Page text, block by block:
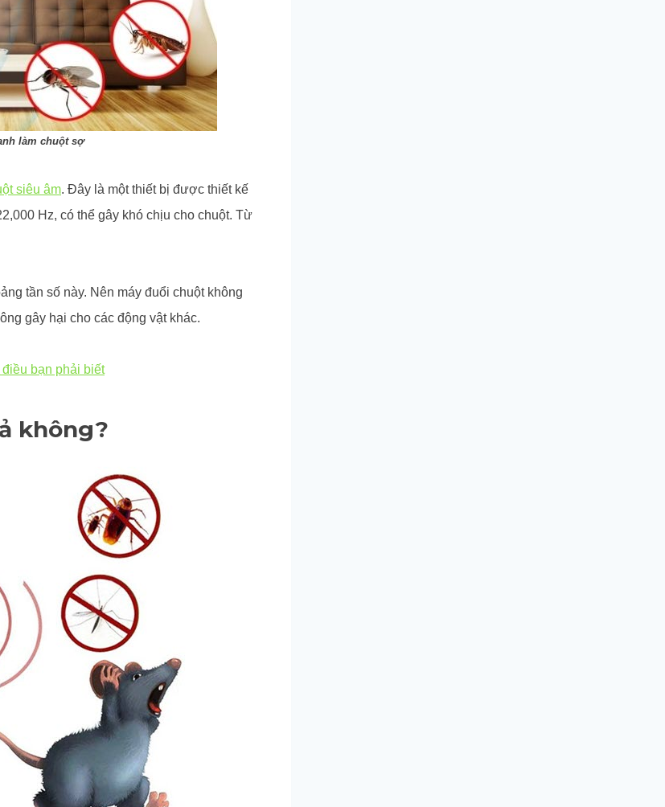
làm chuột sợ
siêu âm. Đây là một thiết bị được thiết kế
Hz, có thể gây khó chịu cho chuột. Từ
tần số này. Nên máy đuổi chuột không
gây hại cho các động vật khác.
bạn phải biết
không?